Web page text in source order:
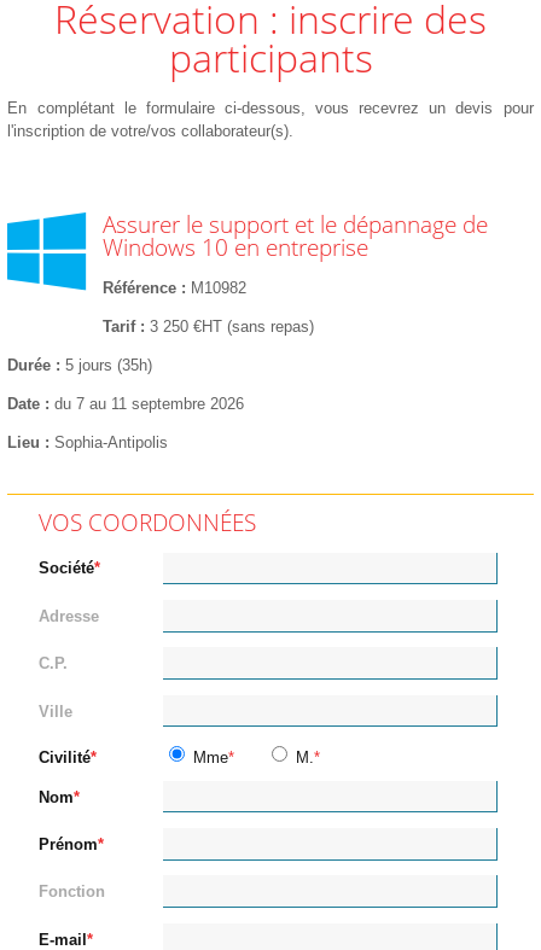
Réservation : inscrire des
participants
En complétant le formulaire ci-dessous, vous recevrez un devis pour
l'inscription de votre/vos collaborateur(s).
Assurer le support et le dépannage de
Windows 10 en entreprise
Référence M10982
Tarif 3 250 €HT (sans repas)
Durée 5 jours (35h)
Date du 7 au 11 septembre 2026
Lieu Sophia-Antipolis
VOS COORDONNÉES
Société
Adresse
C.P.
Ville
Civilité Mme M.
Nom
Prénom
Fonction
E-mail